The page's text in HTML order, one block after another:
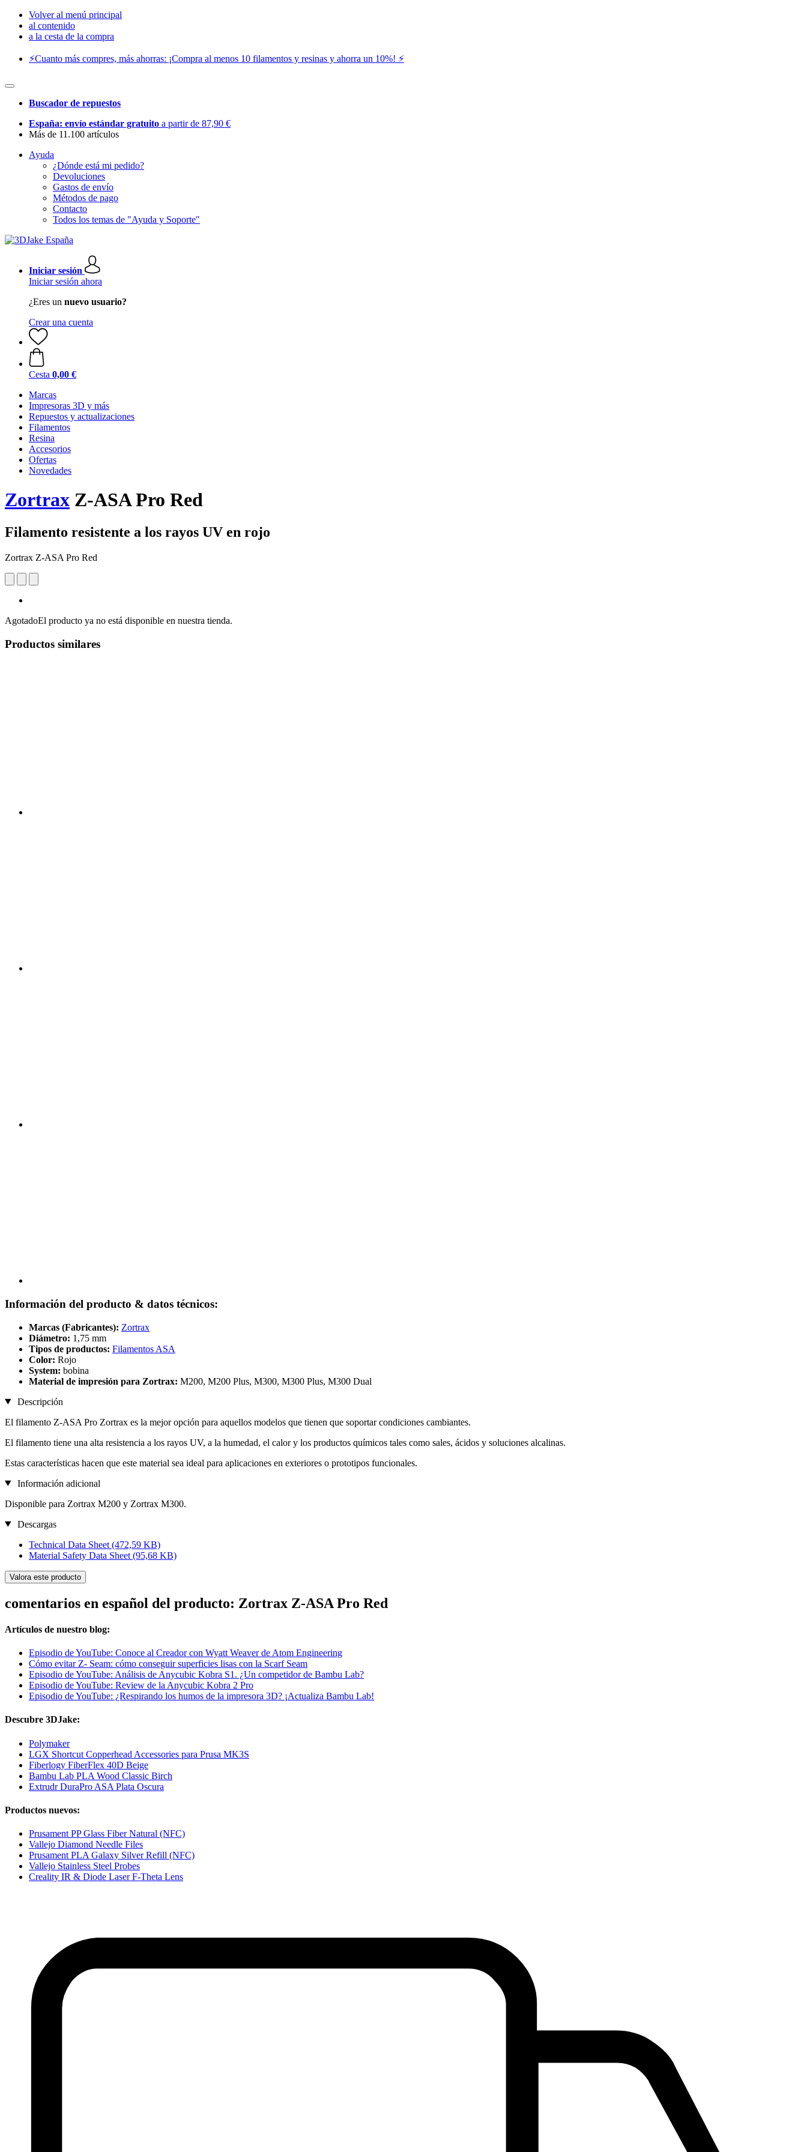
Volver al menú principal
al contenido
a la cesta de la compra
⚡️Cuanto más compres, más ahorras: ¡Compra al menos 10 filamentos y resinas y ahorra un 10%! ⚡️
Buscador de repuestos
España: envío estándar gratuito a partir de 87,90 €
Más de 11.100 artículos
Ayuda
¿Dónde está mi pedido?
Devoluciones
Gastos de envío
Métodos de pago
Contacto
Todos los temas de "Ayuda y Soporte"
Iniciar sesión
Iniciar sesión ahora
¿Eres un nuevo usuario?
Crear una cuenta
Cesta 0,00 €
Marcas
Impresoras 3D y más
Repuestos y actualizaciones
Filamentos
Resina
Accesorios
Ofertas
Novedades
Zortrax Z-ASA Pro Red
Filamento resistente a los rayos UV en rojo
Zortrax Z-ASA Pro Red
AgotadoEl producto ya no está disponible en nuestra tienda.
Productos similares
Información del producto & datos técnicos:
Marcas (Fabricantes): Zortrax
Diámetro: 1,75 mm
Tipos de productos: Filamentos ASA
Color: Rojo
System: bobina
Material de impresión para Zortrax: M200, M200 Plus, M300, M300 Plus, M300 Dual
Descripción
El filamento Z-ASA Pro Zortrax es la mejor opción para aquellos modelos que tienen que soportar condiciones cambiantes.
El filamento tiene una alta resistencia a los rayos UV, a la humedad, el calor y los productos químicos tales como sales, ácidos y soluciones alcalinas.
Estas características hacen que este material sea ideal para aplicaciones en exteriores o prototipos funcionales.
Información adicional
Disponible para Zortrax M200 y Zortrax M300.
Descargas
Technical Data Sheet (472,59 KB)
Material Safety Data Sheet (95,68 KB)
Valora este producto
comentarios en español del producto: Zortrax Z-ASA Pro Red
Artículos de nuestro blog:
Episodio de YouTube: Conoce al Creador con Wyatt Weaver de Atom Engineering
Cómo evitar Z- Seam: cómo conseguir superficies lisas con la Scarf Seam
Episodio de YouTube: Análisis de Anycubic Kobra S1. ¿Un competidor de Bambu Lab?
Episodio de YouTube: Review de la Anycubic Kobra 2 Pro
Episodio de YouTube: ¿Respirando los humos de la impresora 3D? ¡Actualiza Bambu Lab!
Descubre 3DJake:
Polymaker
LGX Shortcut Copperhead Accessories para Prusa MK3S
Fiberlogy FiberFlex 40D Beige
Bambu Lab PLA Wood Classic Birch
Extrudr DuraPro ASA Plata Oscura
Productos nuevos:
Prusament PP Glass Fiber Natural (NFC)
Vallejo Diamond Needle Files
Prusament PLA Galaxy Silver Refill (NFC)
Vallejo Stainless Steel Probes
Creality IR & Diode Laser F-Theta Lens